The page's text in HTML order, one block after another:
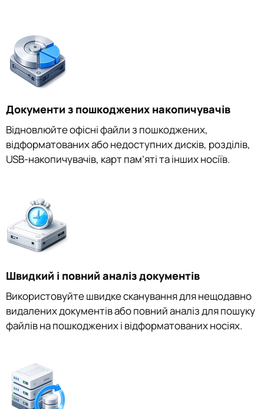
Документи з пошкоджених накопичувачів
Відновлюйте офісні файли з пошкоджених,
відформатованих або недоступних дисків, розділів,
USB-накопичувачів, карт пам’яті та інших носіїв.
Швидкий і повний аналіз документів
Використовуйте швидке сканування для нещодавно
видалених документів або повний аналіз для пошуку
файлів на пошкоджених і відформатованих носіях.